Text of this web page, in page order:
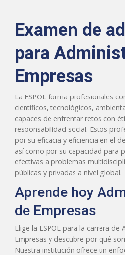
Examen de
para
Empresas
La ESPOL forma profesionales
científicos, tecnológicos,
capaces de enfrentar retos con
responsabilidad social. Estos
por su eficacia y eficiencia en el
así como por su capacidad para
efectivas a problemas
públicas y privadas a nivel global.
Aprende hoy
de Empresas
Elige la ESPOL para la carrera de
Empresas y descubre por qué
Nuestra institución ofrece un